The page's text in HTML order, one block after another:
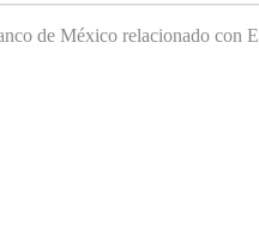
de México relacionado